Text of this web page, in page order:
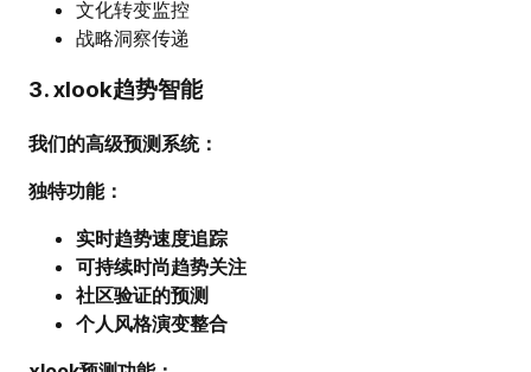
文化转变监控
战略洞察传递
3. xlook趋势智能
我们的高级预测系统：
独特功能：
实时趋势速度追踪
可持续时尚趋势关注
社区验证的预测
个人风格演变整合